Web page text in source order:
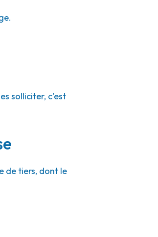
solliciter, c'est
de tiers, dont le